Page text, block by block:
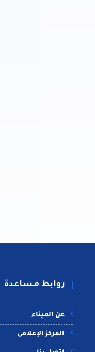
روابط مساعدة
عن الميناء
المركز الإعلامى